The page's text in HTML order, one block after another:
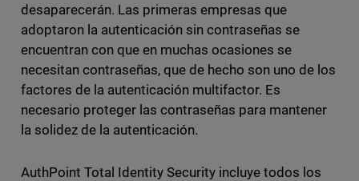
desaparecerán. Las primeras empresas que
adoptaron la autenticación sin contraseñas se
encuentran con que en muchas ocasiones se
necesitan contraseñas, que de hecho son uno de los
factores de la autenticación multifactor. Es
necesario proteger las contraseñas para mantener
la solidez de la autenticación.
AuthPoint Total Identity Security incluye todos los